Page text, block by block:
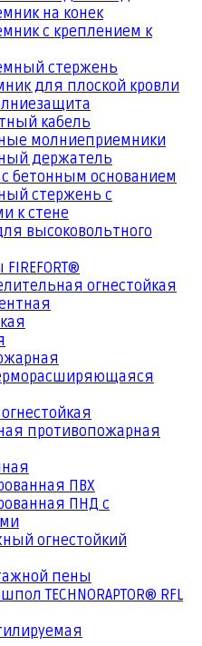
на конек
с креплением к
стержень
для плоской кровли
кабель
молниеприемники
держатель
бетонным основанием
стержень с
к стене
высоковольтного
огнестойкая
противопожарная
ПВХ
ПНД с
огнестойкий
пены
TECHNORAPTOR® RFL